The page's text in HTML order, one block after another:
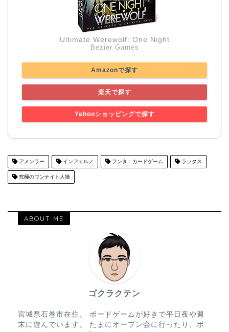
Ultimate Werewolf: One Night
Bezier Games
Amazonで探す
楽天で探す
Yahooショッピングで探す
アメンラー インフェルノ フンタ：カードゲーム ラッタス
究極のワンナイト人狼
ABOUT ME
ゴクラクテン
宮城県石巻市在住。 ボードゲームが好きで平日夜や週
末に遊んでいます。 たまにオープン会に行ったり、ボ